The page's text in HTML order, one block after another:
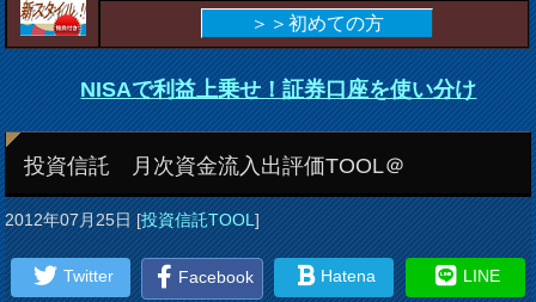
＞＞初めての方
NISAで利益上乗せ！証券口座を使い分け
投資信託 月次資金流入出評価TOOL＠
2012年07月25日[投資信託TOOL]
Twitter Facebook Hatena LINE